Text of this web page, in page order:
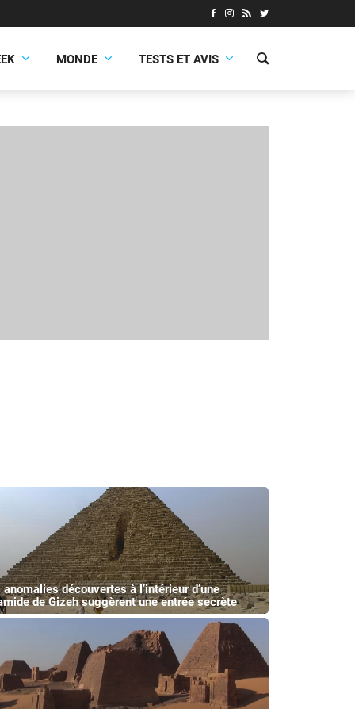
MONDE TESTS ET AVIS
anomalies découvertes à l’intérieur d’une
de Gizeh suggèrent une entrée secrète